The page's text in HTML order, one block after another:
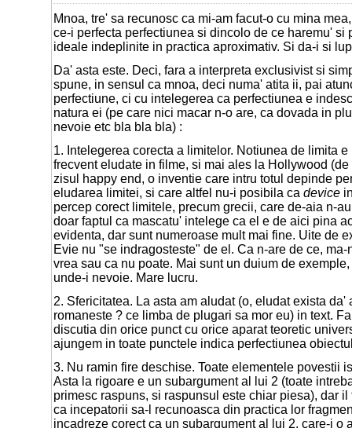
Mnoa, tre' sa recunosc ca mi-am facut-o cu mina
ce-i perfecta perfectiunea si dincolo de ce haremu' si
ideale indeplinite in practica aproximativ. Si da-i si
Da' asta este. Deci, fara a interpreta exclusivist si
spune, in sensul ca mnoa, deci numa' atita ii, pai
perfectiune, ci cu intelegerea ca perfectiunea e
natura ei (pe care nici macar n-o are, ca dovada in
nevoie etc bla bla bla) :
1. Intelegerea corecta a limitelor. Notiunea de limita
frecvent eludate in filme, si mai ales la Hollywood
zisul happy end, o inventie care intru totul depinde
eludarea limitei, si care altfel nu-i posibila ca device
percep corect limitele, precum grecii, care de-aia n-
doar faptul ca mascatu' intelege ca el e de aici pina
evidenta, dar sunt numeroase mult mai fine. Uite de
Evie nu "se indragosteste" de el. Ca n-are de ce,
vrea sau ca nu poate. Mai sunt un duium de
unde-i nevoie. Mare lucru.
2. Sfericitatea. La asta am aludat (o, eludat exista da'
romaneste ? ce limba de plugari sa mor eu) in text.
discutia din orice punct cu orice aparat teoretic
ajungem in toate punctele indica perfectiunea
3. Nu ramin fire deschise. Toate elementele povestii
Asta la rigoare e un subargument al lui 2 (toate
primesc raspuns, si raspunsul este chiar piesa), dar il
ca incepatorii sa-l recunoasca din practica lor
incadreze corect ca un subargument al lui 2, care-i o